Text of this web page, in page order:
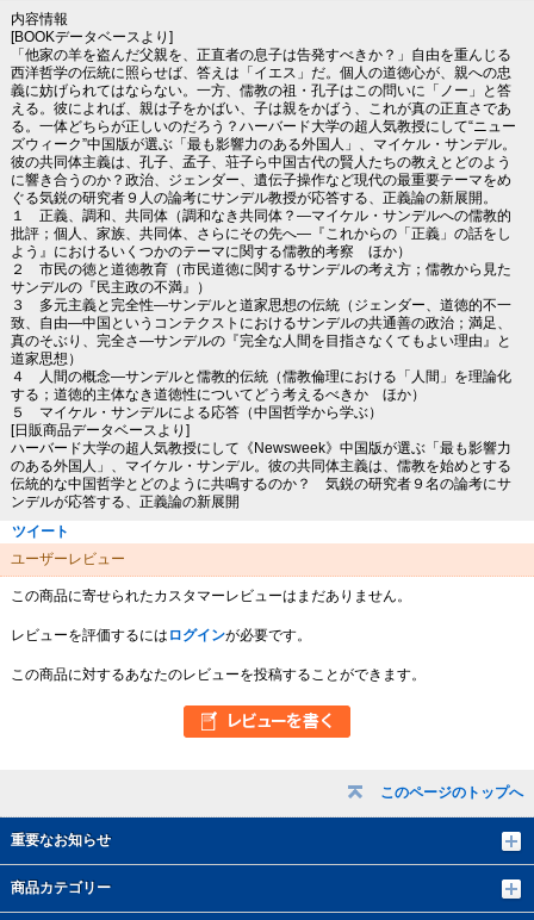
このページのトップへ
重要なお知らせ
商品カテゴリー
内容情報
[BOOKデータベースより]
「他家の羊を盗んだ父親を、正直者の息子は告発すべきか？」自由を重んじる
西洋哲学の伝統に照らせば、答えは「イエス」だ。個人の道徳心が、親への忠
義に妨げられてはならない。一方、儒教の祖・孔子はこの問いに「ノー」と答
える。彼によれば、親は子をかばい、子は親をかばう、これが真の正直さであ
る。一体どちらが正しいのだろう？ハーバード大学の超人気教授にして“ニュー
ズウィーク”中国版が選ぶ「最も影響力のある外国人」、マイケル・サンデル。
彼の共同体主義は、孔子、孟子、荘子ら中国古代の賢人たちの教えとどのよう
に響き合うのか？政治、ジェンダー、遺伝子操作など現代の最重要テーマをめ
ぐる気鋭の研究者９人の論考にサンデル教授が応答する、正義論の新展開。
１ 正義、調和、共同体（調和なき共同体？―マイケル・サンデルへの儒教的
批評；個人、家族、共同体、さらにその先へ―『これからの「正義」の話をし
よう』におけるいくつかのテーマに関する儒教的考察 ほか）
２ 市民の徳と道徳教育（市民道徳に関するサンデルの考え方；儒教から見た
サンデルの『民主政の不満』）
３ 多元主義と完全性―サンデルと道家思想の伝統（ジェンダー、道徳的不一
致、自由―中国というコンテクストにおけるサンデルの共通善の政治；満足、
真のそぶり、完全さ―サンデルの『完全な人間を目指さなくてもよい理由』と
道家思想）
４ 人間の概念―サンデルと儒教的伝統（儒教倫理における「人間」を理論化
する；道徳的主体なき道徳性についてどう考えるべきか ほか）
５ マイケル・サンデルによる応答（中国哲学から学ぶ）
[日販商品データベースより]
ハーバード大学の超人気教授にして《Newsweek》中国版が選ぶ「最も影響力
のある外国人」、マイケル・サンデル。彼の共同体主義は、儒教を始めとする
伝統的な中国哲学とどのように共鳴するのか？ 気鋭の研究者９名の論考にサ
ンデルが応答する、正義論の新展開
ツイート
ユーザーレビュー
この商品に寄せられたカスタマーレビューはまだありません。
レビューを評価するには ログインが必要です。
この商品に対するあなたのレビューを投稿することができます。